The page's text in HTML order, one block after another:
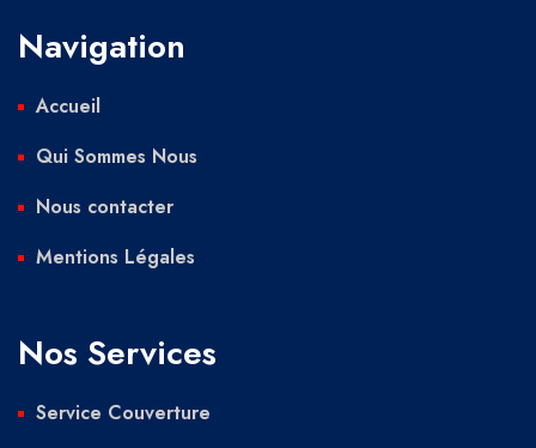
Navigation
Accueil
Qui Sommes Nous
Nous contacter
Mentions Légales
Nos Services
Service Couverture